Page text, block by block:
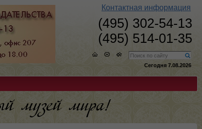
Контактная информация
(495) 302-54-13
(495) 514-01-35
Сегодня 7.08.2026